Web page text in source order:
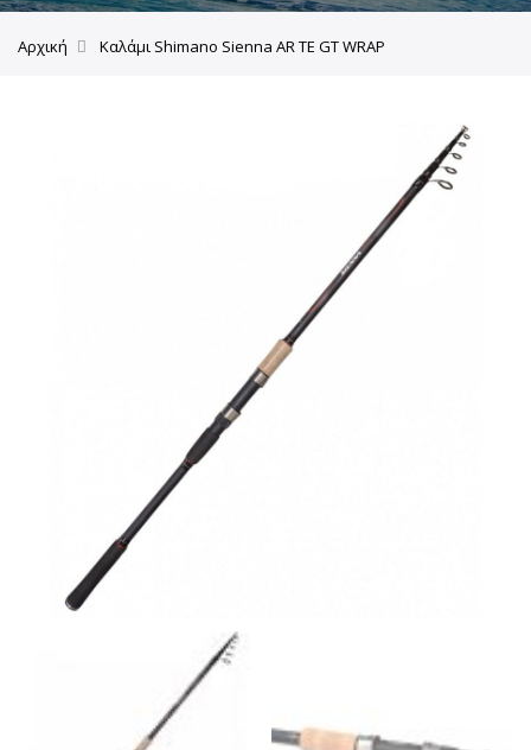
Αρχική Καλάμι Shimano Sienna AR TE GT WRAP